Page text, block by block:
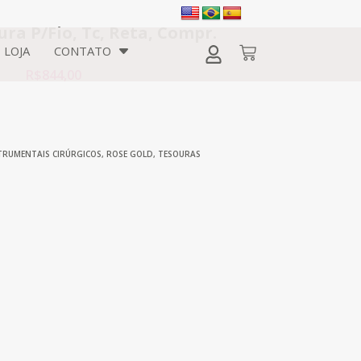
LOJA CONTATO
P/Fio, Tc, Reta, Compr.
CIRÚRGICOS, ROSE GOLD, TESOURAS